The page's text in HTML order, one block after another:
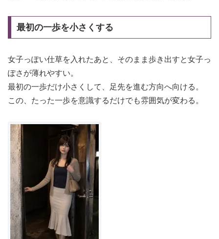
最初の一歩を小さくする
女子っぽい仕草を入れたあと、そのまま歩き出すと女子っ
ぽさが薄れやすい。
最初の一歩だけ小さくして、足先を進む方向へ向ける。
この、たった一歩を意識するだけでも雰囲気が変わる。